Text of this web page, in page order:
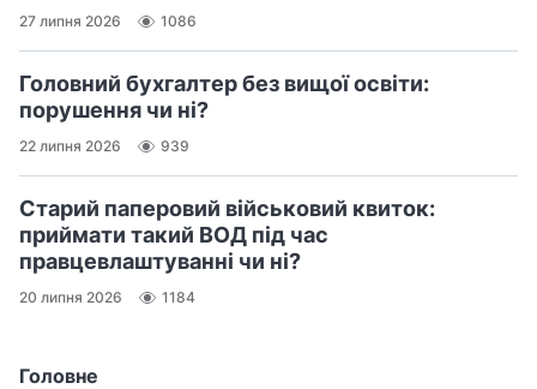
Головне
27 липня 2026 1086
Головний бухгалтер без вищої освіти:
порушення чи ні?
22 липня 2026 939
Старий паперовий військовий квиток:
приймати такий ВОД під час
правцевлаштуванні чи ні?
20 липня 2026 1184